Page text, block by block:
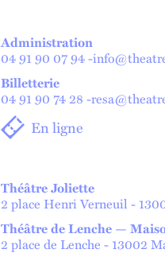
Administration
04 91 90 07 94-
Billetterie
04 91 90 74 28 -
En ligne
Théâtre Joliette
2 place Henri Verneuil -
Théâtre de Lenche —
2 place de Lenche - 13002